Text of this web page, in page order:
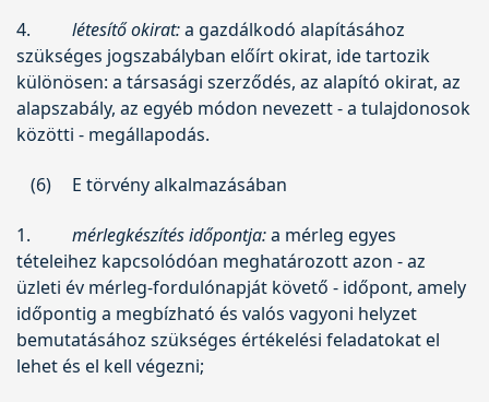
4. létesítő okirat:a gazdálkodó alapításához
szükséges jogszabályban előírt okirat, ide tartozik
különösen: a társasági szerződés, az alapító okirat, az
alapszabály, az egyéb módon nevezett - a tulajdonosok
közötti - megállapodás.
(6) E törvény alkalmazásában
1. mérlegkészítés időpontja:a mérleg egyes
tételeihez kapcsolódóan meghatározott azon - az
üzleti év mérleg-fordulónapját követő - időpont, amely
időpontig a megbízható és valós vagyoni helyzet
bemutatásához szükséges értékelési feladatokat el
lehet és el kell végezni;